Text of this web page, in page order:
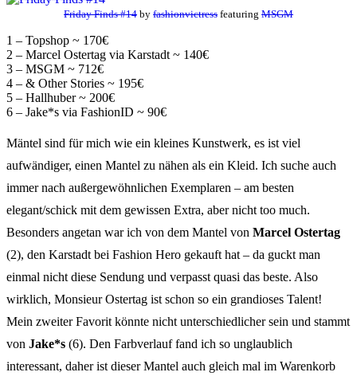
Friday Finds #14 by fashionvictress featuring MSGM
1 – Topshop ~ 170€
2 – Marcel Ostertag via Karstadt ~ 140€
3 – MSGM ~ 712€
4 – & Other Stories ~ 195€
5 – Hallhuber ~ 200€
6 – Jake*s via FashionID ~ 90€
Mäntel sind für mich wie ein kleines Kunstwerk, es ist viel
aufwändiger, einen Mantel zu nähen als ein Kleid. Ich suche auch
immer nach außergewöhnlichen Exemplaren – am besten
elegant/schick mit dem gewissen Extra, aber nicht too much.
Besonders angetan war ich von dem Mantel von Marcel Ostertag
(2), den Karstadt bei Fashion Hero gekauft hat – da guckt man
einmal nicht diese Sendung und verpasst quasi das beste. Also
wirklich, Monsieur Ostertag ist schon so ein grandioses Talent!
Mein zweiter Favorit könnte nicht unterschiedlicher sein und stammt
von Jake*s (6). Den Farbverlauf fand ich so unglaublich
interessant, daher ist dieser Mantel auch gleich mal im Warenkorb